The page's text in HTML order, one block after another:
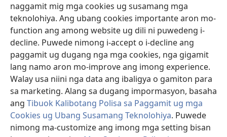
naggamit mig mga cookies ug susamang mga
teknolohiya. Ang ubang cookies importante aron mo-
function ang among website ug dili ni puwedeng i-
decline. Puwede nimong i-accept o i-decline ang
paggamit ug dugang nga mga cookies, nga gigamit
lang namo aron mo-improve ang imong experience.
Walay usa niini nga data ang ibaligya o gamiton para
sa marketing. Alang sa dugang impormasyon, basaha
ang Tibuok Kalibotang Polisa sa Paggamit ug mga
Cookies ug Ubang Susamang Teknolohiya. Puwede
nimong ma-customize ang imong mga setting bisan
bag-
ong
window)
Watchtower ONLINE NGA LIBRARYA
(mo-
open
ug
bag-
window)
JW Hub
(mo-
open
ug
bag-
ong
window)
JW Library
Watchtower Library
Copyright© 2026 Watch Tower Bible and Tract Society of Pennsylvania.